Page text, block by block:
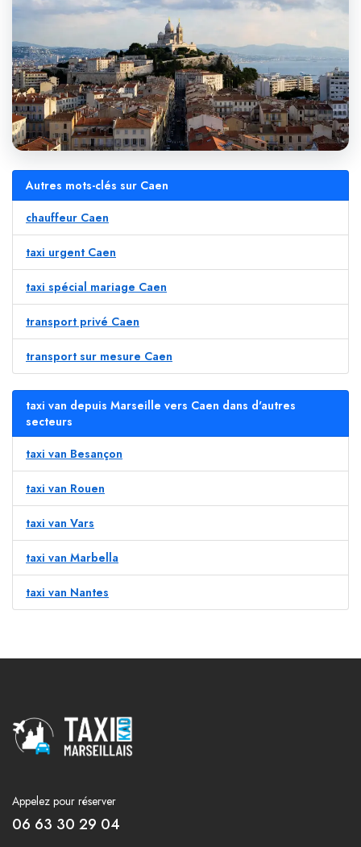
Autres mots-clés sur Caen
chauffeur Caen
taxi urgent Caen
taxi spécial mariage Caen
transport privé Caen
transport sur mesure Caen
taxi van depuis Marseille vers Caen dans d'autres
secteurs
taxi van Besançon
taxi van Rouen
taxi van Vars
taxi van Marbella
taxi van Nantes
Appelez pour réserver
06 63 30 29 04